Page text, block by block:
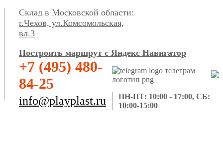
Склад в Московской области:
г.Чехов, ул.Комсомольская,
вл.3
Построить маршрут с Яндекс Навигатор
+7 (495) 480-
84-25
info@playplast.ru
ПН-ПТ: 10:00 - 17:00, СБ:
10:00-15:00